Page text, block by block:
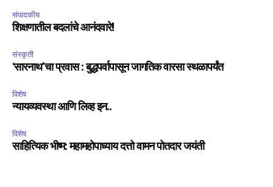
संपादकीय
शिक्षणातील बदलांचे आनंदवारे!
संस्कृती
‘सारनाथ’चा प्रवास : बुद्धपर्वापासून जागतिक वारसा स्थळापर्यंत
विशेष
न्यायव्यवस्था आणि लिव्ह इन..
विशेष
साहित्यिक भीष्म: महामहोपाध्याय दत्तो वामन पोतदार जयंती